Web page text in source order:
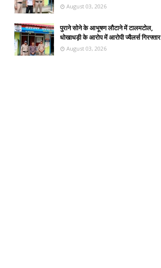
August 03, 2026
पुराने सोने के आभूषण लौटाने में टालमटोल,
धोखाधड़ी के आरोप में आरोपी ज्वैलर्स गिरफ्तार
August 03, 2026